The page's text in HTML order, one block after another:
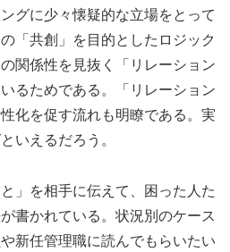
グに少々懐疑的な立場をとって
「共創」を目的としたロジック
関係性を見抜く「リレーション
るためである。「リレーション
化を促す流れも明瞭である。実
いえるだろう。
」を相手に伝えて、困った人た
書かれている。状況別のケース
新任管理職に読んでもらいたい